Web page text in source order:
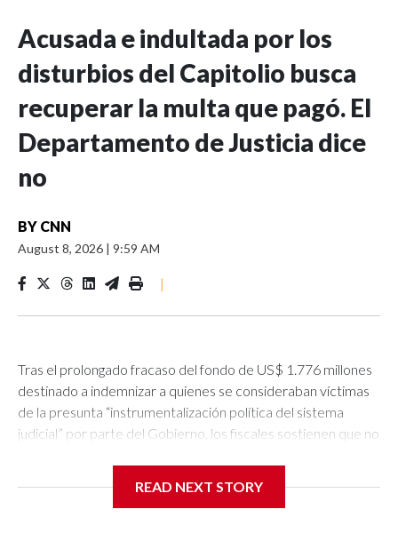
Acusada e indultada por los
disturbios del Capitolio busca
recuperar la multa que pagó. El
Departamento de Justicia dice
no
BY CNN
August 8, 2026 | 9:59 AM
|
Tras el prolongado fracaso del fondo de US$ 1.776 millones
destinado a indemnizar a quienes se consideraban víctimas
de la presunta “instrumentalización política del sistema
judicial” por parte del Gobierno, los fiscales sostienen que no
sido indultada.Esto es debido a que ella nunca apeló su
READ NEXT STORY